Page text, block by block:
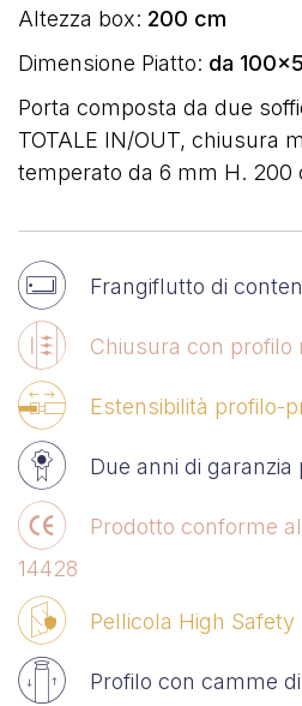
Altezza box: 200 cm
Dimensione Piatto: da
Porta composta da due
TOTALE IN/OUT, chiusura
temperato da 6 mm H. 200
Frangiflutto di
Chiusura con profilo
Estensibilità profilo-
Due anni di garanzia
Prodotto conforme
14428
Pellicola High
Profilo con camme